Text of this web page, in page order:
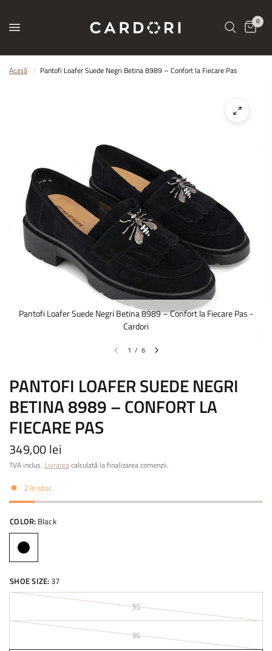
0
Acasă / Pantofi Loafer Suede Negri Betina 8989 – Confort la Fiecare Pas
Pantofi Loafer Suede Negri Betina 8989 – Confort la Fiecare Pas -
Cardori
1 / 6
PANTOFI LOAFER SUEDE NEGRI
BETINA 8989 – CONFORT LA
FIECARE PAS
349,00 lei
TVA inclus. Livrareacalculată la finalizarea comenzii.
2 în stoc
COLOR: Black
SHOE SIZE:37
35
36